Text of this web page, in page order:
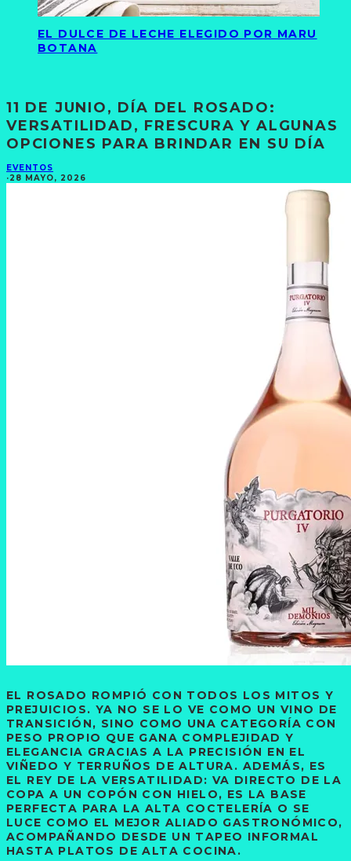
EL DULCE DE LECHE ELEGIDO POR MARU
BOTANA
11 DE JUNIO, DÍA DEL ROSADO:
VERSATILIDAD, FRESCURA Y ALGUNAS
OPCIONES PARA BRINDAR EN SU DÍA
EVENTOS
·28 MAYO, 2026
EL ROSADO ROMPIÓ CON TODOS LOS MITOS Y
PREJUICIOS. YA NO SE LO VE COMO UN VINO DE
TRANSICIÓN, SINO COMO UNA CATEGORÍA CON
PESO PROPIO QUE GANA COMPLEJIDAD Y
ELEGANCIA GRACIAS A LA PRECISIÓN EN EL
VIÑEDO Y TERRUÑOS DE ALTURA. ADEMÁS, ES
EL REY DE LA VERSATILIDAD: VA DIRECTO DE LA
COPA A UN COPÓN CON HIELO, ES LA BASE
PERFECTA PARA LA ALTA COCTELERÍA O SE
LUCE COMO EL MEJOR ALIADO GASTRONÓMICO,
ACOMPAÑANDO DESDE UN TAPEO INFORMAL
HASTA PLATOS DE ALTA COCINA.